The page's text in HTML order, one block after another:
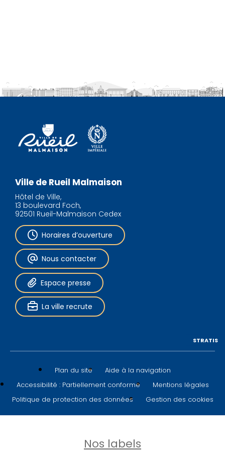
Ville de Rueil Malmaison
Hôtel de Ville,
13 boulevard Foch,
92501 Rueil-Malmaison Cedex
Horaires d’ouverture
Nous contacter
Espace presse
La ville recrute
Plan du site
Aide à la navigation
Accessibilité : Partiellement conforme
Mentions légales
Politique de protection des données
Gestion des cookies
STRATIS
Nos labels